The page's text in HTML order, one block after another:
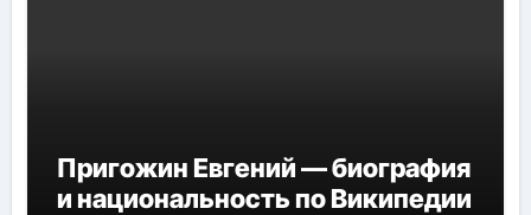
Пригожин Евгений — биография
и национальность по Википедии